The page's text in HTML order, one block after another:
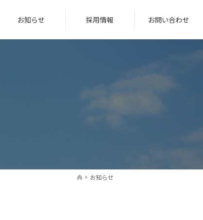
お知らせ 採用情報 お問い合わせ
お知らせ